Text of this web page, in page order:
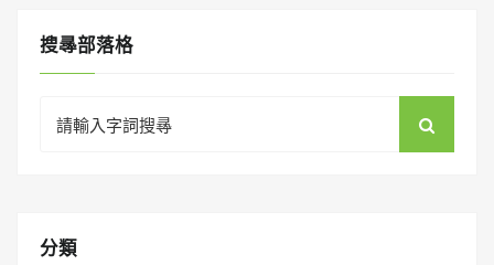
搜㝷部落格
for:
分類